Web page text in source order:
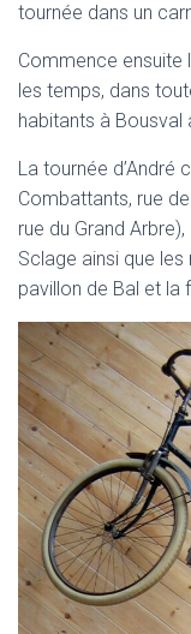
tournée dans un
Commence ensuite
les temps, dans
habitants à Bousval
La tournée
Combattants, rue
rue du Grand
Sclage ainsi que les
pavillon de Bal et la